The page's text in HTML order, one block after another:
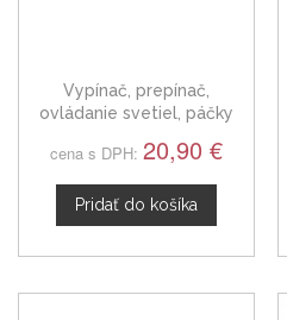
Vypínač, prepínač,
ovládanie svetiel, páčky
Peugeot 405 po facelifte
cena s DPH: 20,90 €
Pridať do košíka